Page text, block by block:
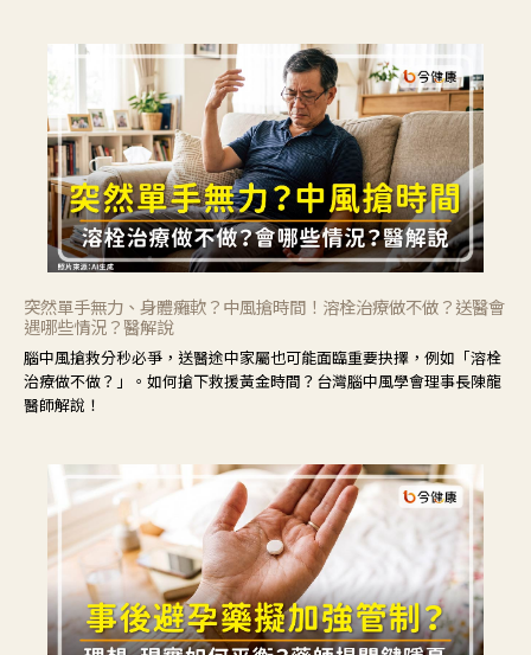
突然單手無力、身體癱軟？中風搶時間！溶栓治療做不做？送醫會
遇哪些情況？醫解說
腦中風搶救分秒必爭，送醫途中家屬也可能面臨重要抉擇，例如「溶栓
治療做不做？」。如何搶下救援黃金時間？台灣腦中風學會理事長陳龍
醫師解說！